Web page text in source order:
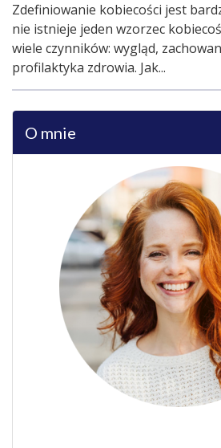
Zdefiniowanie kobiecości jest
nie istnieje jeden wzorzec
wiele czynników: wygląd,
profilaktyka zdrowia. Jak...
O mnie